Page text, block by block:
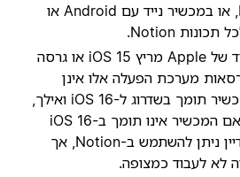
Safari או Edge, או במכשיר נייד עם Android או
אם המכשיר הנייד של Apple מריץ iOS 15 או גרסה
מערכת הפעלה אלו אינן
נתמכות. אם המכשיר תומך בשדרוג ל-iOS 16 ואילך,
מומלץ לשדרגו. ואם המכשיר אינו תומך ב-iOS 16
ואילך, ייתכן שעדיין ניתן להשתמש ב-Notion, אך
לא לעבוד כמצופה.